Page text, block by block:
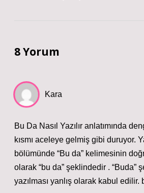
8 Yorum
Kara
Bu Da Nasıl Yazılır anlatımında
kısmı aceleye gelmiş gibi duruyor.
bölümünde “Bu da” kelimesinin
olarak “bu da” şeklindedir . “Buda”
yazılması yanlış olarak kabul